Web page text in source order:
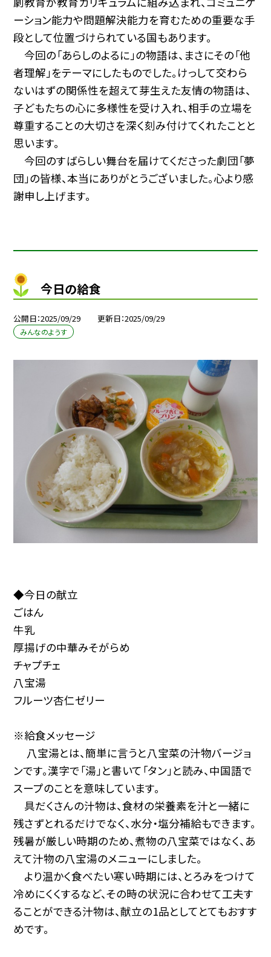
ーション能力や問題解決能力を育むための重要な手
段として位置づけられている国もあります。
今回の「あらしのよるに」の物語は、まさにその「他
者理解」をテーマにしたものでした。けっして交わら
ないはずの関係性を超えて芽生えた友情の物語は、
子どもたちの心に多様性を受け入れ、相手の立場を
尊重することの大切さを深く刻み付けてくれたことと
思います。
今回のすばらしい舞台を届けてくださった劇団「夢
団」の皆様、本当にありがとうございました。心より感
謝申し上げます。
今日の給食
公開日 2025/09/29 更新日 2025/09/29
みんなのようす
◆今日の献立
ごはん
牛乳
厚揚げの中華みそがらめ
チャプチェ
八宝湯
フルーツ杏仁ゼリー
※給食メッセージ
八宝湯とは、簡単に言うと八宝菜の汁物バージョ
ンです。漢字で「湯」と書いて「タン」と読み、中国語で
スープのことを意味しています。
具だくさんの汁物は、食材の栄養素を汁と一緒に
残さずとれるだけでなく、水分・塩分補給もできます。
残暑が厳しい時期のため、煮物の八宝菜ではなく、あ
えて汁物の八宝湯のメニューにしました。
より温かく食べたい寒い時期には、とろみをつけて
冷めにくくするなど、その時の状況に合わせて工夫す
ることができる汁物は、献立の1品としてとてもおすす
めです。